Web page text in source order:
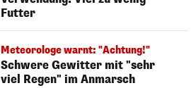
Futter
Meteorologe warnt: "Achtung!"
Schwere Gewitter mit "sehr
viel Regen" im Anmarsch